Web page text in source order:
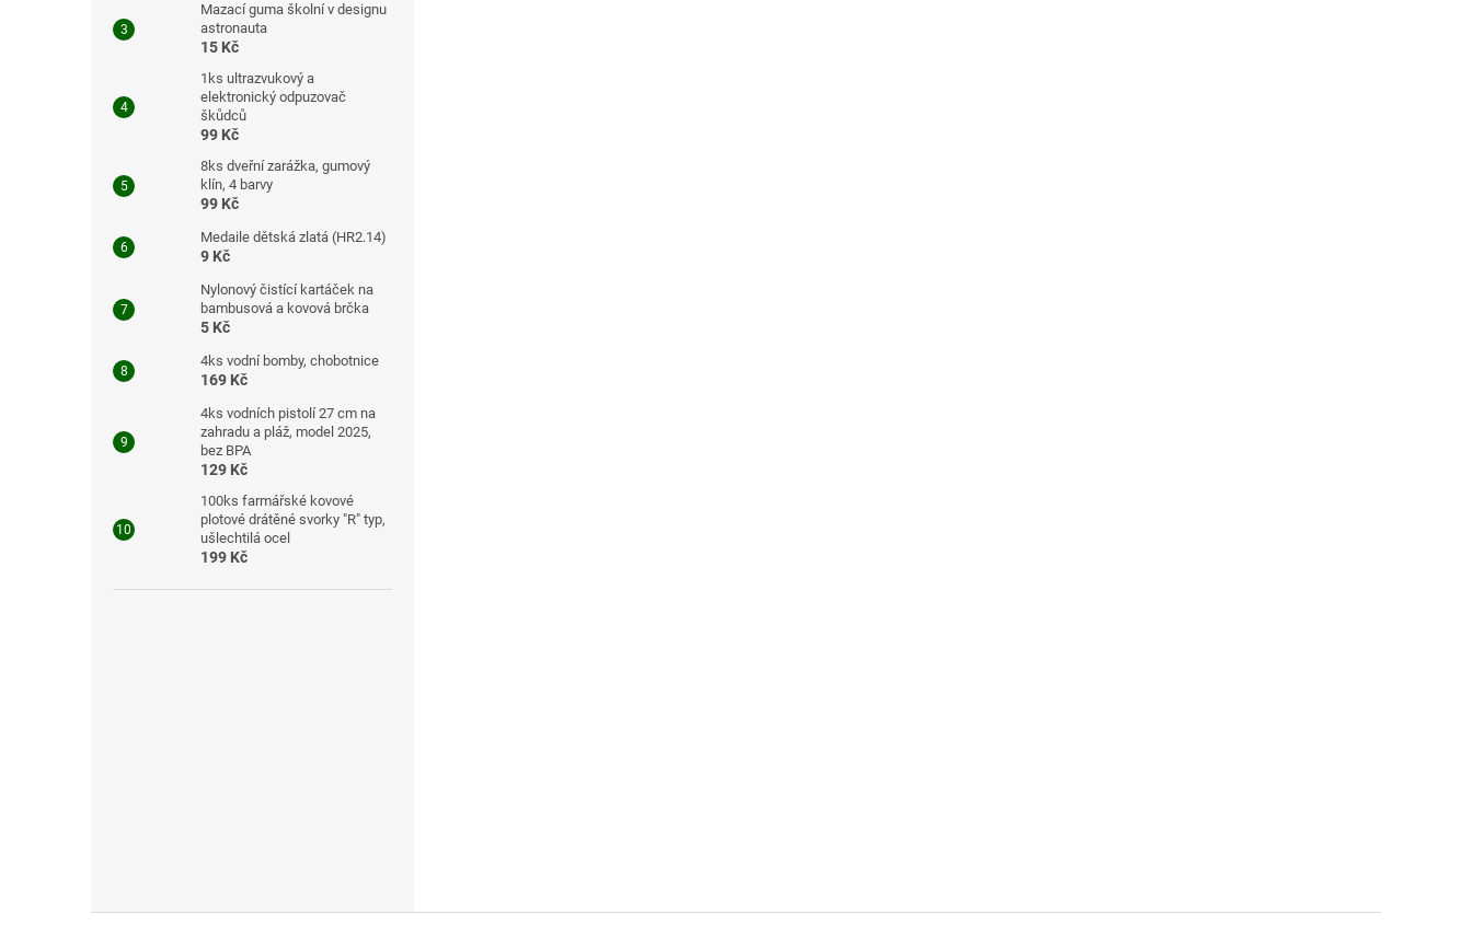
Mazací guma školní v designu
astronauta
15 Kč
1ks ultrazvukový a
elektronický odpuzovač
škůdců
99 Kč
8ks dveřní zarážka, gumový
klín, 4 barvy
99 Kč
Medaile dětská zlatá (HR2.14)
9 Kč
Nylonový čistící kartáček na
bambusová a kovová brčka
5 Kč
4ks vodní bomby, chobotnice
169 Kč
4ks vodních pistolí 27 cm na
zahradu a pláž, model 2025,
bez BPA
129 Kč
100ks farmářské kovové
plotové drátěné svorky "R" typ,
ušlechtilá ocel
199 Kč